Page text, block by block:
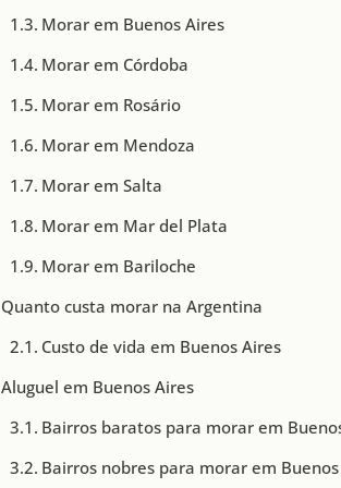
Morar em Buenos Aires
Morar em Córdoba
Morar em Rosário
Morar em Mendoza
Morar em Salta
Morar em Mar del Plata
Morar em Bariloche
Quanto custa morar na Argentina
Custo de vida em Buenos Aires
Aluguel em Buenos Aires
Bairros baratos para morar em
Bairros nobres para morar em